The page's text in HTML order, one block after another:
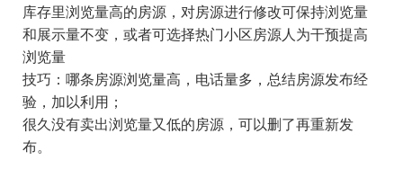
库存里浏览量高的房源，对房源进行修改可保持浏览量
和展示量不变，或者可选择热门小区房源人为干预提高
浏览量
技巧：哪条房源浏览量高，电话量多，总结房源发布经
验，加以利用；
很久没有卖出浏览量又低的房源，可以删了再重新发
布。